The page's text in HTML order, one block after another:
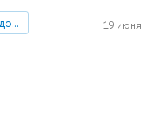
Институт статистических исследований и экономики знаний
19 июня